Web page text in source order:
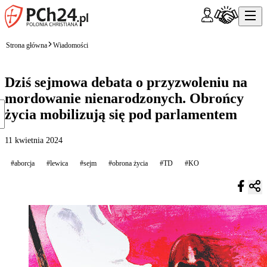
Strona główna Wiadomości
Dziś sejmowa debata o przyzwoleniu na
mordowanie nienarodzonych. Obrońcy
życia mobilizują się pod parlamentem
11 kwietnia 2024
#aborcja #lewica #sejm #obrona życia #TD #KO